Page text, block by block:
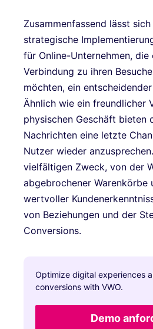
Zusammenfassend lässt
strategische
für Online-Unternehmen, die
Verbindung zu ihren
möchten, ein
Ähnlich wie ein freundlicher
physischen Geschäft bieten
Nachrichten eine letzte
Nutzer wieder
vielfältigen Zweck, von der
abgebrochener Warenkörbe
wertvoller
von Beziehungen und der
Conversions.
Optimize digital experiences
conversions with VWO.
Demo